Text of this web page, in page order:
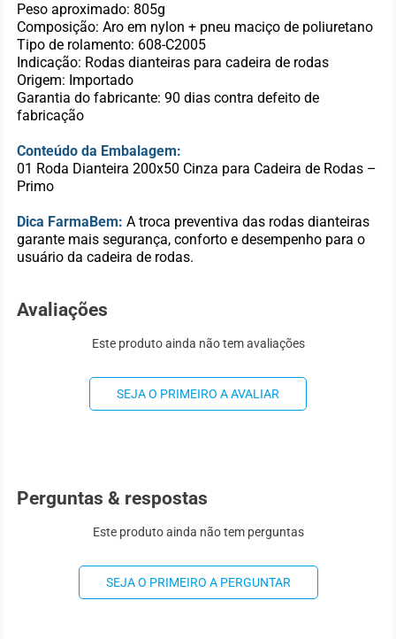
Peso aproximado: 805g
Composição: Aro em nylon + pneu maciço de poliuretano
Tipo de rolamento: 608-C2005
Indicação: Rodas dianteiras para cadeira de rodas
Origem: Importado
Garantia do fabricante: 90 dias contra defeito de
fabricação
Conteúdo da Embalagem:
01 Roda Dianteira 200x50 Cinza para Cadeira de Rodas –
Primo
Dica FarmaBem: A troca preventiva das rodas dianteiras
garante mais segurança, conforto e desempenho para o
usuário da cadeira de rodas.
Avaliações
Este produto ainda não tem avaliações
SEJA O PRIMEIRO A AVALIAR
Perguntas & respostas
Este produto ainda não tem perguntas
SEJA O PRIMEIRO A PERGUNTAR